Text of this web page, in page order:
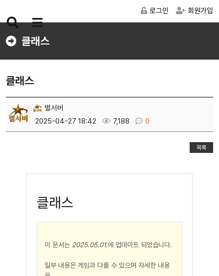
로그인 회원가입
검
색
버
튼
메
뉴
버
튼
클래스
클래스
별서버
2025-04-27 18:42
7,188 0
목록
클래스
이 문서는 2025.05.01.에 업데이트 되었습니다.
일부 내용은 게임과 다를 수 있으며 자세한 내용